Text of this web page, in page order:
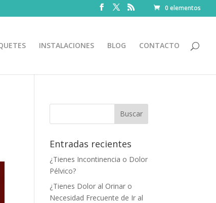
0 elementos
INSTALACIONES BLOG CONTACTO
Entradas recientes
¿Tienes Incontinencia o Dolor
Pélvico?
¿Tienes Dolor al Orinar o
Necesidad Frecuente de Ir al